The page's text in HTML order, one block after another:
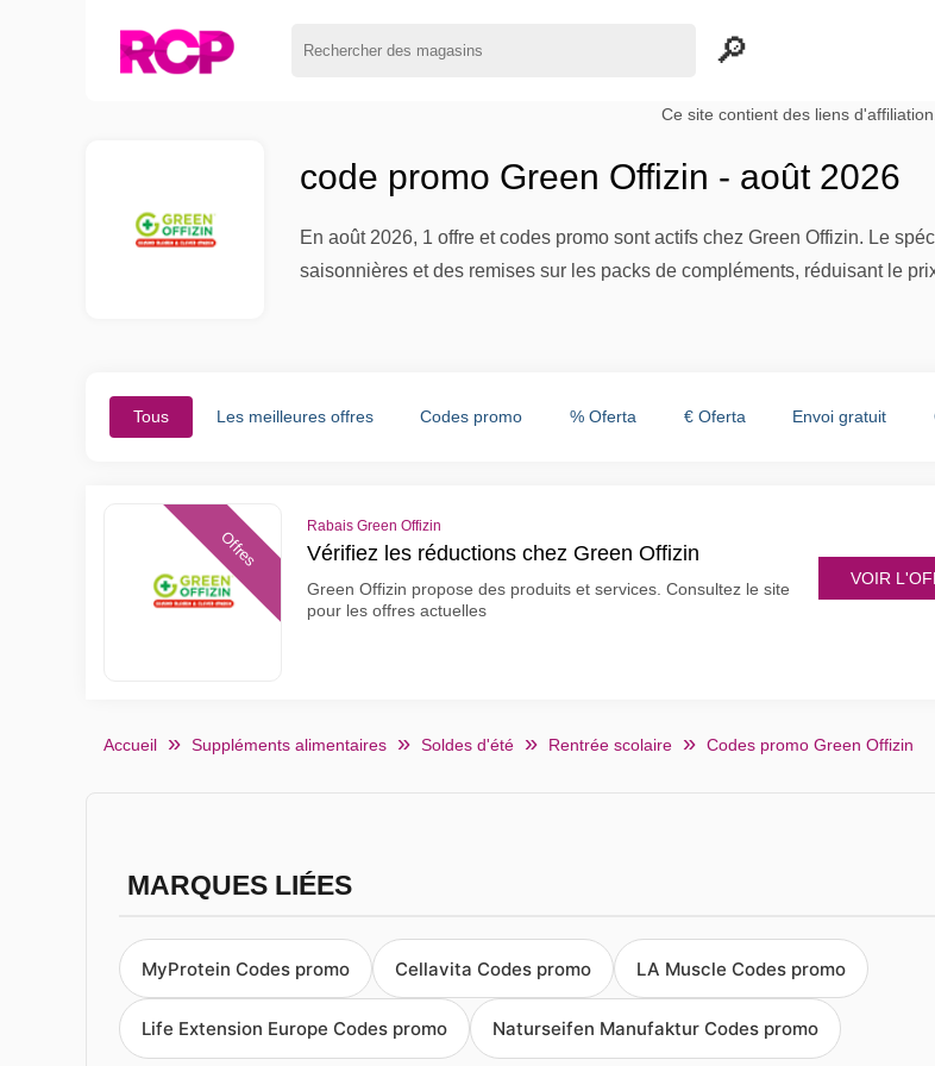
Ce site contient des liens
code promo Green Offizin - août 2026
En août 2026, 1 offre et codes promo sont actifs chez Green Offizin. Le
saisonnières et des remises sur les packs de compléments, réduisant le
Tous Les meilleures offres Codes promo % Oferta € Oferta Envoi gratuit
Offres
Rabais Green Offizin
Vérifiez les réductions chez Green Offizin
Green Offizin propose des produits et services. Consultez le site
pour les offres actuelles
VOIR
Accueil Suppléments alimentaires Soldes d'été Rentrée scolaire Codes promo Green Offizin
MARQUES LIÉES
MyProtein Codes promo Cellavita Codes promo LA Muscle Codes promo
Life Extension Europe Codes promo Naturseifen Manufaktur Codes promo